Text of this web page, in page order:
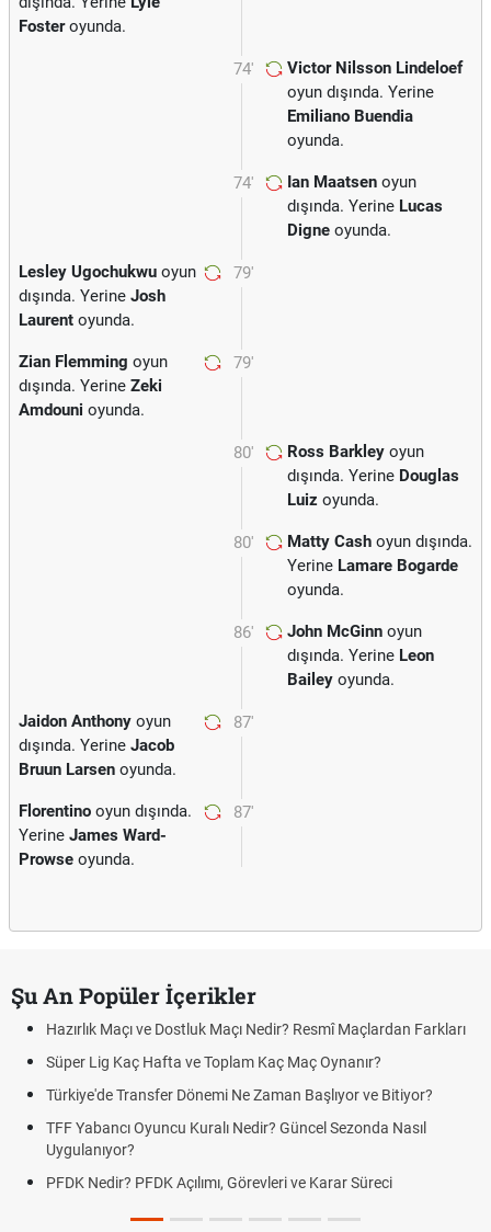
Fosteroyunda.
74'
Victor Nilsson Lindeloef
oyun dışında. Yerine
Emiliano Buendia
oyunda.
74' Ian Maatsen oyun
dışında. Yerine Lucas
Digne oyunda.
79'
Lesley Ugochukwu oyun
dışında. Yerine Josh
Laurent oyunda.
79'
Zian Flemming oyun
dışında. Yerine Zeki
Amdouni oyunda.
80' Ross Barkley oyun
dışında. Yerine Douglas
Luiz oyunda.
80' Matty Cash oyun dışında.
Yerine Lamare Bogarde
oyunda.
86' John McGinn oyun
dışında. Yerine Leon
Bailey oyunda.
87'
Jaidon Anthony oyun
dışında. Yerine Jacob
Bruun Larsen oyunda.
87'
Florentino oyun dışında.
Yerine James Ward-
Prowse oyunda.
Şu An Popüler İçerikler
Hazırlık Maçı ve Dostluk Maçı Nedir? Resmî Maçlardan Farkları
Süper Lig Kaç Hafta ve Toplam Kaç Maç Oynanır?
Türkiye'de Transfer Dönemi Ne Zaman Başlıyor ve Bitiyor?
TFF Yabancı Oyuncu Kuralı Nedir? Güncel Sezonda Nasıl
Uygulanıyor?
PFDK Nedir? PFDK Açılımı, Görevleri ve Karar Süreci